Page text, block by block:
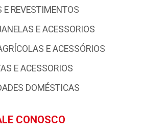
E REVESTIMENTOS
E ACESSORIOS
E ACESSÓRIOS
E ACESSORIOS
DOMÉSTICAS
CONOSCO